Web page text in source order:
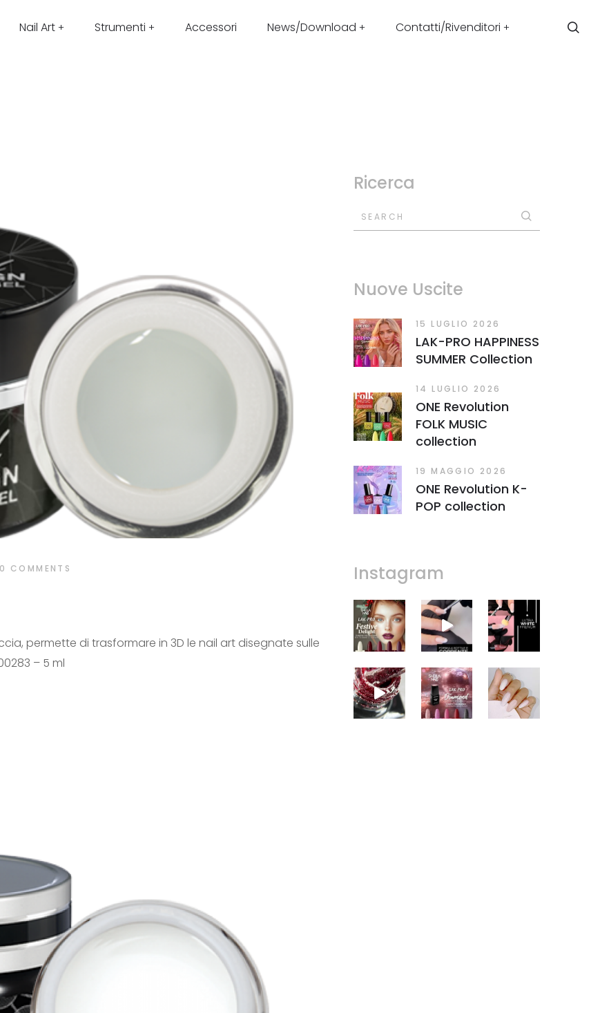
Nail Art Strumenti Accessori News/Download Contatti/Rivenditori
0 COMMENTS
permette di trasformare in 3D le nail art disegnate sulle
– 5 ml
Ricerca
SEARCH
Nuove Uscite
15 LUGLIO 2026
LAK-PRO HAPPINESS
SUMMER Collection
14 LUGLIO 2026
ONE Revolution
FOLK MUSIC
collection
19 MAGGIO 2026
ONE Revolution K-
POP collection
Instagram